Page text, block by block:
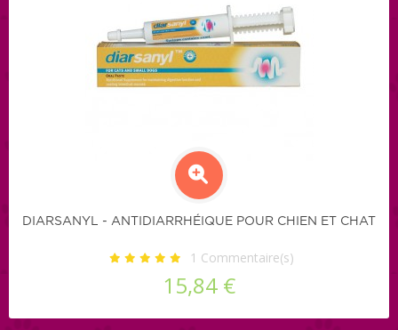
DIARSANYL - ANTIDIARRHÉIQUE POUR CHIEN ET CHAT
1 Commentaire(s)
15,84 €